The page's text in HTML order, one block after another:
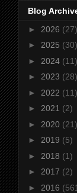
Blog
► 2026 (27)
► 2025 (30)
► 2024 (11)
► 2023 (28)
► 2022 (11)
► 2021 (2)
► 2020 (21)
► 2019 (5)
► 2018 (1)
► 2017 (2)
► 2016